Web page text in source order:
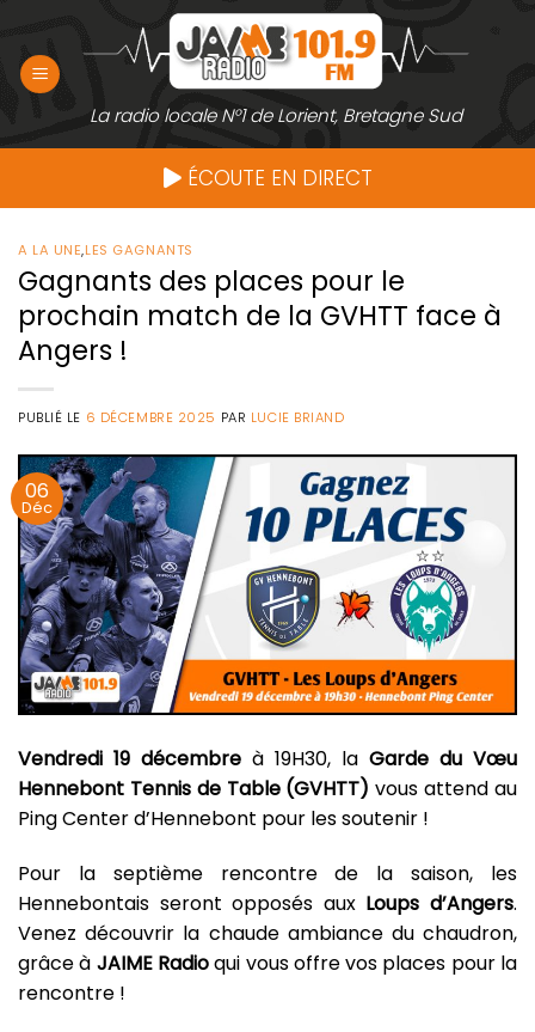
contenu
La radio locale N°1 de Lorient, Bretagne Sud
ÉCOUTE EN DIRECT
A LA UNE,LES GAGNANTS
Gagnants des places pour le
prochain match de la GVHTT face à
Angers !
PUBLIÉ LE 6 DÉCEMBRE 2025 PAR LUCIE BRIAND
06
Déc
Vendredi 19 décembre à 19H30, la Garde du Vœu
Hennebont Tennis de Table (GVHTT) vous attend au
Ping Center d’Hennebont pour les soutenir !
Pour la septième rencontre de la saison, les
Hennebontais seront opposés aux Loups d’Angers.
Venez découvrir la chaude ambiance du chaudron,
grâce à JAIME Radioqui vous offre vos places pour la
rencontre !